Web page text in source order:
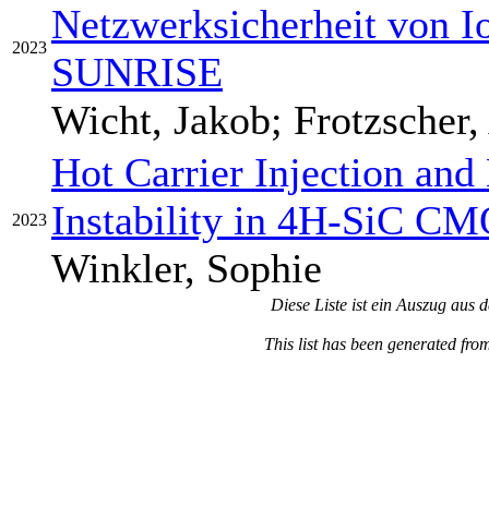
2023
Netzwerksicherheit von
SUNRISE
Wicht, Jakob; Frotzscher,
2023
Hot Carrier Injection and
Instability in 4H-SiC
Winkler, Sophie
Diese Liste ist ein Auszug
This list has been generated